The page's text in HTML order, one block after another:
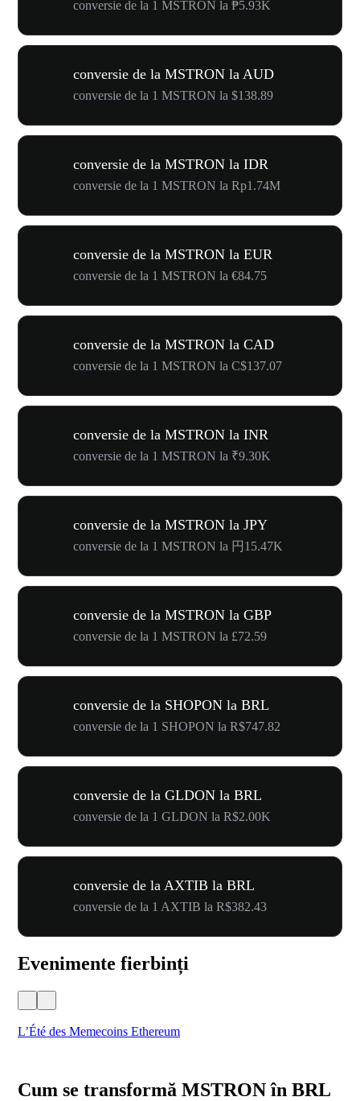
conversie de la 1 MSTRON la ₱5.93K
conversie de la MSTRON la AUD
conversie de la 1 MSTRON la $138.89
conversie de la MSTRON la IDR
conversie de la 1 MSTRON la Rp1.74M
conversie de la MSTRON la EUR
conversie de la 1 MSTRON la €84.75
conversie de la MSTRON la CAD
conversie de la 1 MSTRON la C$137.07
conversie de la MSTRON la INR
conversie de la 1 MSTRON la ₹9.30K
conversie de la MSTRON la JPY
conversie de la 1 MSTRON la 円15.47K
conversie de la MSTRON la GBP
conversie de la 1 MSTRON la £72.59
conversie de la SHOPON la BRL
conversie de la 1 SHOPON la R$747.82
conversie de la GLDON la BRL
conversie de la 1 GLDON la R$2.00K
conversie de la AXTIB la BRL
conversie de la 1 AXTIB la R$382.43
Evenimente fierbinți
L’Été des Memecoins Ethereum
Cum se transformă MSTRON în BRL